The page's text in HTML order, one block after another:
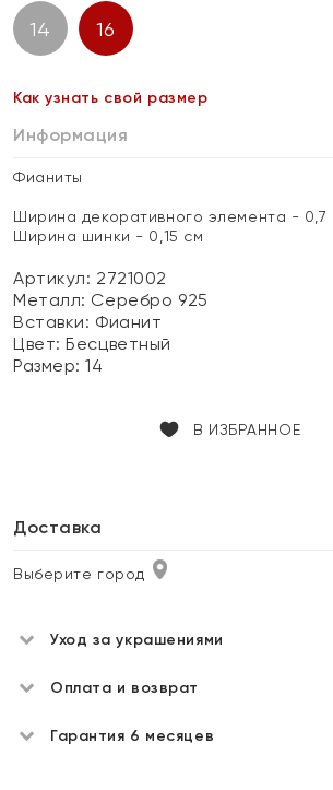
14 16
Как узнать свой размер
Информация
Фианиты
Ширина декоративного элемента - 0,7
Ширина шинки - 0,15 см
Артикул: 2721002
Металл: Серебро 925
Вставки: Фианит
Цвет:Бесцветный
Размер:14
В ИЗБРАННОЕ
Доставка
Выберите город
Уход за украшениями
Оплата и возврат
Гарантия 6 месяцев